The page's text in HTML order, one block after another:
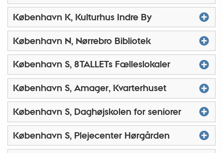
København K, Kulturhus Indre By
København N, Nørrebro Bibliotek
København S, 8TALLETs Fælleslokaler
København S, Amager, Kvarterhuset
København S, Daghøjskolen for seniorer
København S, Plejecenter Hørgården